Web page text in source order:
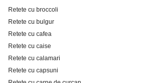
Retete cu broccoli
Retete cu bulgur
Retete cu cafea
Retete cu caise
Retete cu calamari
Retete cu capsuni